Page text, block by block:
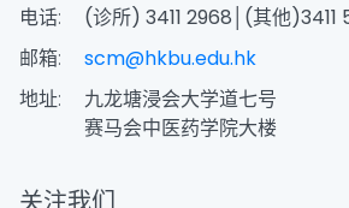
电话:
(诊所) 3411 2968│(其他)3411
邮箱:
scm@hkbu.edu.hk
地址:
九龙塘浸会大学道七号
赛马会中医药学院大楼